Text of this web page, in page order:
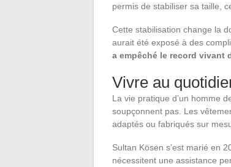
permis de stabiliser sa taille,
Cette stabilisation change la
aurait été exposé à des
a empêché le record vivant
Vivre au
La vie pratique d’un homme
soupçonnent pas. Les
adaptés ou fabriqués sur
Sultan Kösen s’est marié en
nécessitent une assistance